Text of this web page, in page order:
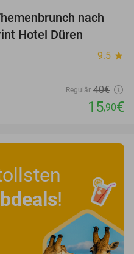
60%
nach
Hotel Düren
9.5 star
Regulär 40€
15,90€
!